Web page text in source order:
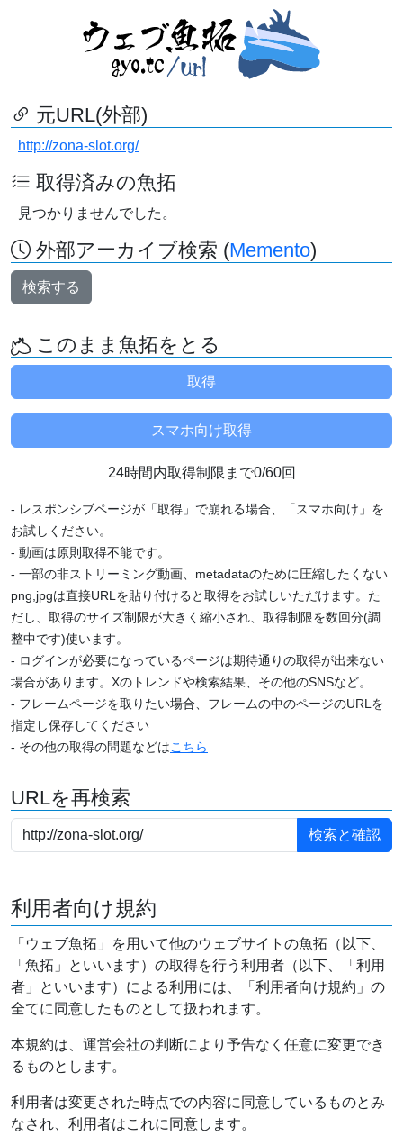
元URL(外部)
http://zona-slot.org/
取得済みの魚拓
見つかりませんでした。
外部アーカイブ検索 (Memento)
検索する
このまま魚拓をとる
24時間内取得制限まで0/60回
- レスポンシブページが「取得」で崩れる場合、「スマホ向け」を
お試しください。
- 動画は原則取得不能です。
- 一部の非ストリーミング動画、metadataのために圧縮したくない
png,jpgは直接URLを貼り付けると取得をお試しいただけます。た
だし、取得のサイズ制限が大きく縮小され、取得制限を数回分(調
整中です)使います。
- ログインが必要になっているページは期待通りの取得が出来ない
場合があります。Xのトレンドや検索結果、その他のSNSなど。
- フレームページを取りたい場合、フレームの中のページのURLを
指定し保存してください
- その他の取得の問題などはこちら
URLを再検索
利用者向け規約
「ウェブ魚拓」を用いて他のウェブサイトの魚拓（以下、
「魚拓」といいます）の取得を行う利用者（以下、「利用
者」といいます）による利用には、「利用者向け規約」の
全てに同意したものとして扱われます。
本規約は、運営会社の判断により予告なく任意に変更でき
るものとします。
利用者は変更された時点での内容に同意しているものとみ
なされ、利用者はこれに同意します。